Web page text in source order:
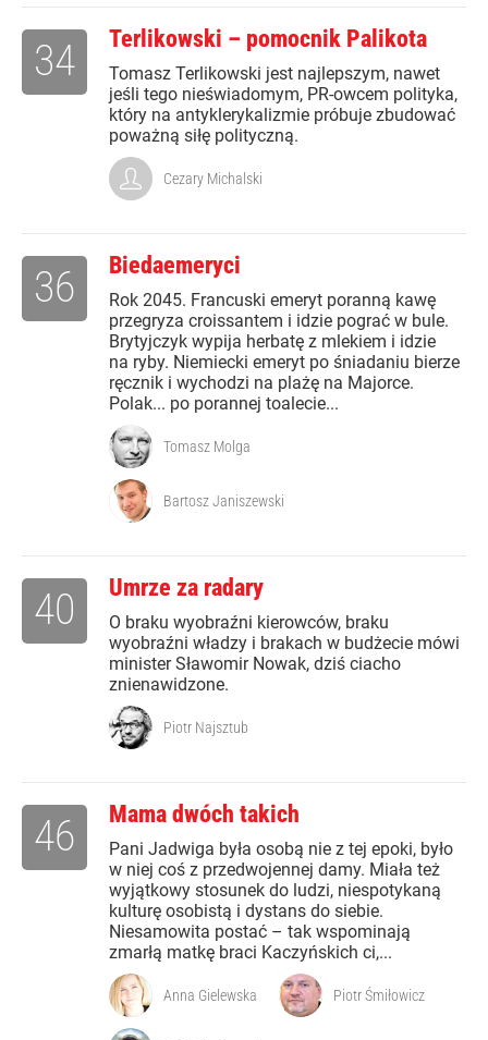
Terlikowski – pomocnik Palikota
Tomasz Terlikowski jest najlepszym, nawet
jeśli tego nieświadomym, PR-owcem polityka,
który na antyklerykalizmie próbuje zbudować
poważną siłę polityczną.
34
Cezary Michalski
Biedaemeryci
Rok 2045. Francuski emeryt poranną kawę
przegryza croissantem i idzie pograć w bule.
Brytyjczyk wypija herbatę z mlekiem i idzie
na ryby. Niemiecki emeryt po śniadaniu bierze
ręcznik i wychodzi na plażę na Majorce.
Polak... po porannej toalecie...
36
Tomasz Molga
Bartosz Janiszewski
Umrze za radary
O braku wyobraźni kierowców, braku
wyobraźni władzy i brakach w budżecie mówi
minister Sławomir Nowak, dziś ciacho
znienawidzone.
40
Piotr Najsztub
Mama dwóch takich
Pani Jadwiga była osobą nie z tej epoki, było
w niej coś z przedwojennej damy. Miała też
wyjątkowy stosunek do ludzi, niespotykaną
kulturę osobistą i dystans do siebie.
Niesamowita postać – tak wspominają
zmarłą matkę braci Kaczyńskich ci,...
46
Anna Gielewska Piotr Śmiłowicz